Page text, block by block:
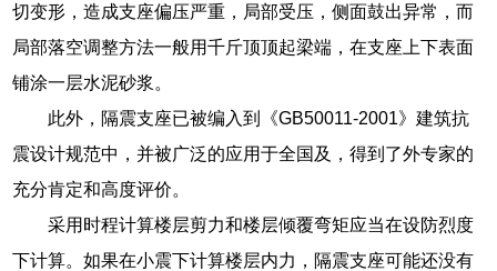
切变形，造成支座偏压严重，局部受压，侧面鼓出异常，而
局部落空调整方法一般用千斤顶顶起梁端，在支座上下表面
铺涂一层水泥砂浆。
此外，隔震支座已被编入到《GB50011-2001》建筑抗
震设计规范中，并被广泛的应用于全国及，得到了外专家的
充分肯定和高度评价。
采用时程计算楼层剪力和楼层倾覆弯矩应当在设防烈度
下计算。如果在小震下计算楼层内力，隔震支座可能还没有